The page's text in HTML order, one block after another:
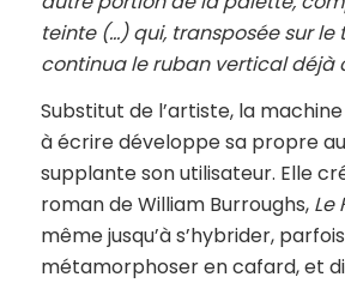
teinte (…) qui, transposée sur le
continua le ruban vertical déjà
Substitut de l’artiste, la
à écrire développe sa propre
supplante son utilisateur. Elle
roman de William Burroughs, Le
même jusqu’à s’hybrider,
métamorphoser en cafard, et